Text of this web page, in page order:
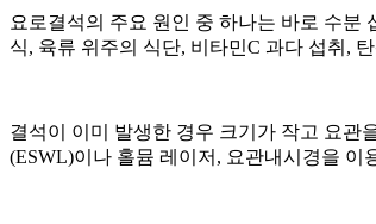
요로결석의 주요 원인 중 하나는 바로 수분
식, 육류 위주의 식단, 비타민C 과다 섭취,
결석이 이미 발생한 경우 크기가 작고 요관
(ESWL)이나 홀뮴 레이저, 요관내시경을